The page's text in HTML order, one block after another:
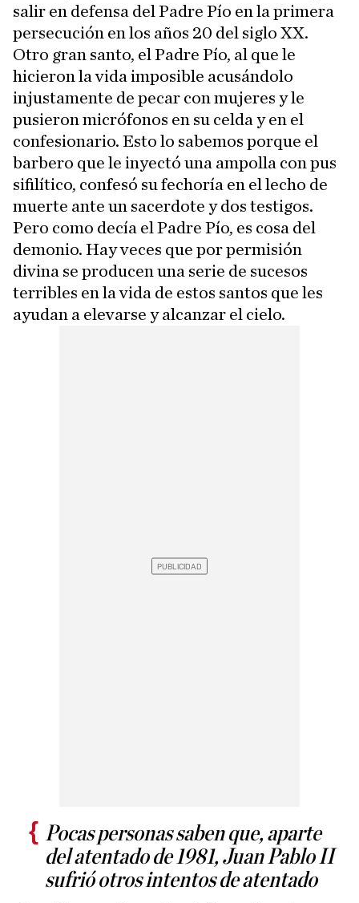
salir en defensa del Padre Pío en la primera
persecución en los años 20 del siglo XX.
Otro gran santo, el Padre Pío, al que le
hicieron la vida imposible acusándolo
injustamente de pecar con mujeres y le
pusieron micrófonos en su celda y en el
confesionario. Esto lo sabemos porque el
barbero que le inyectó una ampolla con pus
sifilítico, confesó su fechoría en el lecho de
muerte ante un sacerdote y dos testigos.
Pero como decía el Padre Pío, es cosa del
demonio. Hay veces que por permisión
divina se producen una serie de sucesos
terribles en la vida de estos santos que les
ayudan a elevarse y alcanzar el cielo.
Pocas personas saben que, aparte
del atentado de 1981, Juan Pablo II
sufrió otros intentos de atentado